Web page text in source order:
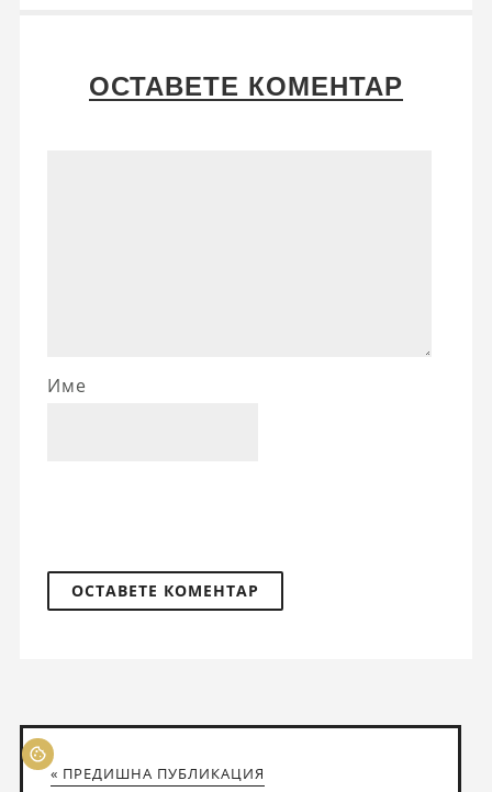
ОСТАВЕТЕ КОМЕНТАР
Име
« ПРЕДИШНА ПУБЛИКАЦИЯ